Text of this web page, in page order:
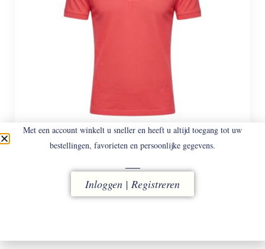
103,60
Met een account winkelt u sneller en heeft u altijd toegang tot uw
bestellingen, favorieten en persoonlijke gegevens.
Inloggen | Registreren